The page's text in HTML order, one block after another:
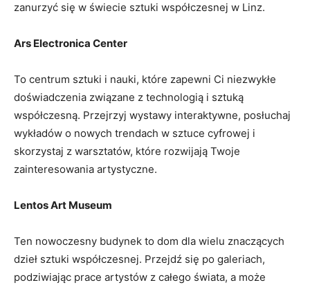
zanurzyć ⁤się w świecie sztuki współczesnej w Linz.
Ars Electronica Center
To centrum sztuki i nauki, które zapewni⁢ Ci niezwykłe
doświadczenia związane z technologią i sztuką
współczesną. Przejrzyj wystawy ⁢interaktywne, posłuchaj
wykładów o nowych ‌trendach w sztuce cyfrowej i
skorzystaj z warsztatów,⁢ które rozwijają Twoje
⁣zainteresowania artystyczne.
Lentos Art Museum
Ten⁣ nowoczesny budynek to dom dla wielu znaczących
dzieł ⁤sztuki współczesnej. ⁣Przejdź się po galeriach,
podziwiając prace artystów‌ z całego świata, a⁣ może